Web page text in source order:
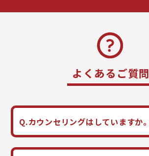
よくあるご質問
Q.カウンセリングはしていますか。